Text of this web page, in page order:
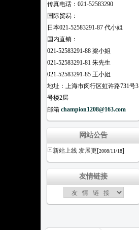
传真电话：021-52583290
国际贸易：
日本021-52583291-87 代小姐
国内直销：
021-52583291-88 梁小姐
021-52583291-81 朱先生
021-52583291-85 王小姐
地址：上海市闵行区虹许路731号3
号楼2层
邮箱 champion1208@163.com
网站公告
新站上线 发展更[2008/11/18]
友情链接